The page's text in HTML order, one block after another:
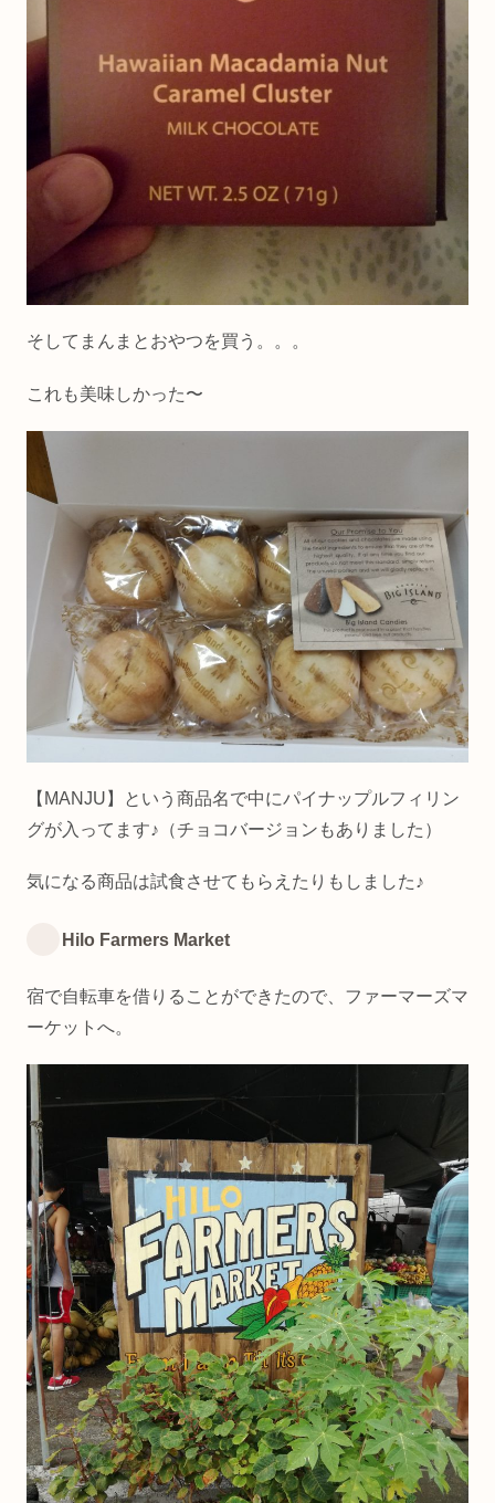
そしてまんまとおやつを買う。。。
これも美味しかった〜
【MANJU】という商品名で中にパイナップルフィリン
グが入ってます♪（チョコバージョンもありました）
気になる商品は試食させてもらえたりもしました♪
Hilo Farmers Market
宿で自転車を借りることができたので、ファーマーズマ
ーケットへ。